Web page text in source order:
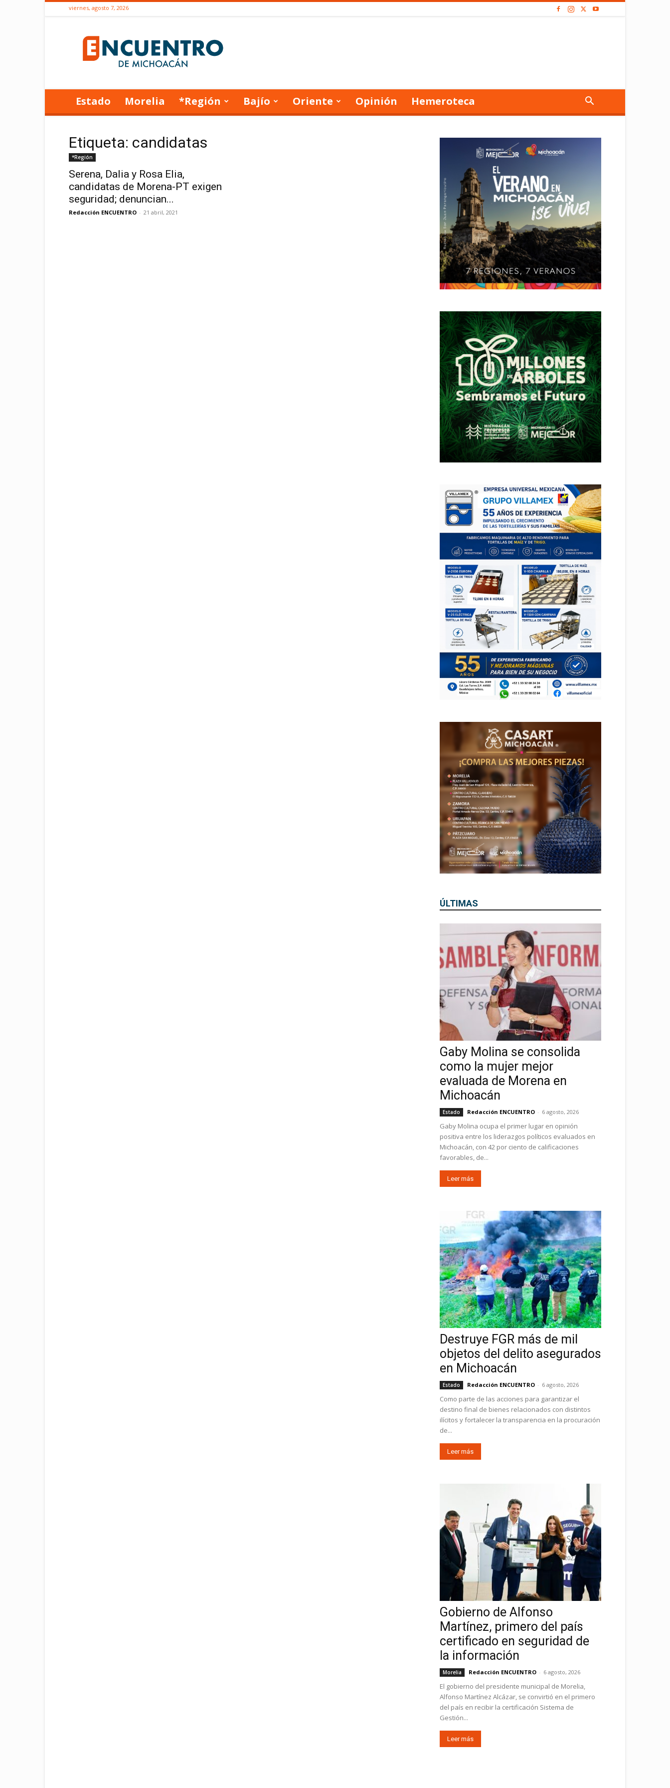
viernes, agosto 7, 2026
de
Michoacán
Estado Morelia *Región Bajío Oriente Opinión Hemeroteca
Etiqueta: candidatas
*Región
Serena, Dalia y Rosa Elia,
candidatas de Morena-PT exigen
seguridad; denuncian...
Redacción ENCUENTRO - 21 abril, 2021
ÚLTIMAS
Gaby Molina se consolida
como la mujer mejor
evaluada de Morena en
Michoacán
Estado Redacción ENCUENTRO - 6 agosto, 2026
Gaby Molina ocupa el primer lugar en opinión
positiva entre los liderazgos políticos evaluados en
Michoacán, con 42 por ciento de calificaciones
favorables, de...
Leer más
Destruye FGR más de mil
objetos del delito asegurados
en Michoacán
Estado Redacción ENCUENTRO - 6 agosto, 2026
Como parte de las acciones para garantizar el
destino final de bienes relacionados con distintos
ilícitos y fortalecer la transparencia en la procuración
de...
Leer más
Gobierno de Alfonso
Martínez, primero del país
certificado en seguridad de
la información
Morelia Redacción ENCUENTRO - 6 agosto, 2026
El gobierno del presidente municipal de Morelia,
Alfonso Martínez Alcázar, se convirtió en el primero
del país en recibir la certificación Sistema de
Gestión...
Leer más